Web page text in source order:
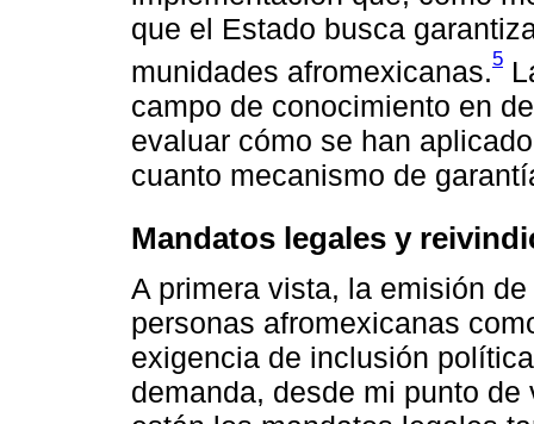
que el Estado busca
munidades afromexicanas.5
campo de conocimiento en
evaluar cómo se han
cuanto mecanismo de
Mandatos legales y
A primera vista, la emisión
personas afromexicanas
exigencia de inclusión
demanda, desde mi punto